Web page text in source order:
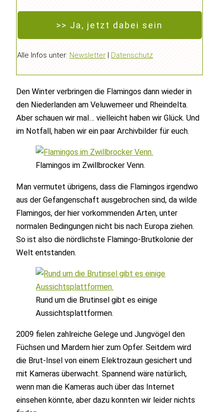
>> Ja, jetzt dabei sein
Alle Infos unter: Newsletter | Datenschutz
Den Winter verbringen die Flamingos dann wieder in
den Niederlanden am Veluwemeer und Rheindelta.
Aber schauen wir mal… vielleicht haben wir Glück. Und
im Notfall, haben wir ein paar Archivbilder für euch.
Flamingos im Zwillbrocker Venn.
Man vermutet übrigens, dass die Flamingos irgendwo
aus der Gefangenschaft ausgebrochen sind, da wilde
Flamingos, der hier vorkommenden Arten, unter
normalen Bedingungen nicht bis nach Europa ziehen.
So ist also die nördlichste Flamingo-Brutkolonie der
Welt entstanden.
Rund um die Brutinsel gibt es einige
Aussichtsplattformen.
2009 fielen zahlreiche Gelege und Jungvögel den
Füchsen und Mardern hier zum Opfer. Seitdem wird
die Brut-Insel von einem Elektrozaun gesichert und
mit Kameras überwacht. Spannend wäre natürlich,
wenn man die Kameras auch über das Internet
einsehen könnte, aber dazu konnten wir leider nichts